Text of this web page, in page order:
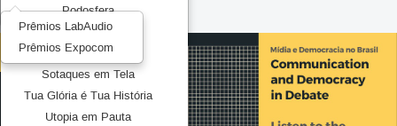
TeMATIZaSONS
Podosfera
Pretos no topo
Mídia Pública
Sotaques em Tela
Tua Glória é Tua História
Utopia em Pauta
Prêmios LabAudio
Prêmios Expocom